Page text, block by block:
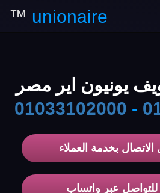
unionaire
™
يونيون اير مصر
-
01033102000
بخدمة العملاء
عبر واتساب